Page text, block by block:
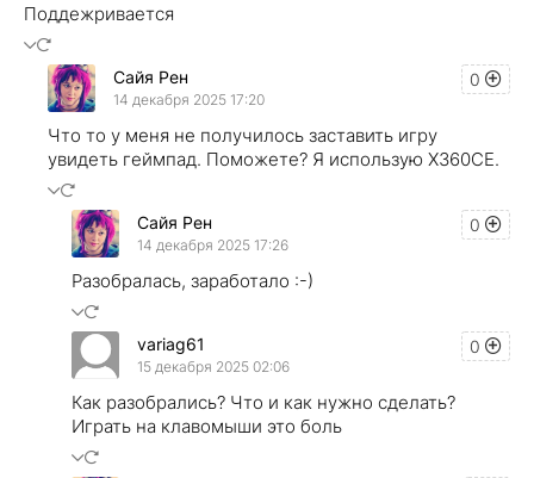
Поддежривается
0
Сайя Рен
14 декабря 2025 17:20
Что то у меня не получилось заставить игру
увидеть геймпад. Поможете? Я использую X360CE.
0
Сайя Рен
14 декабря 2025 17:26
Разобралась, заработало :-)
0
variag61
15 декабря 2025 02:06
Как разобрались? Что и как нужно сделать?
Играть на клавомыши это боль